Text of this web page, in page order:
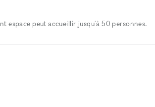
espace peut accueillir jusqu'à 50 personnes.